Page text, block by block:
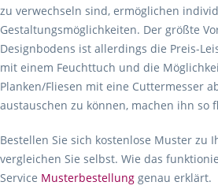
zu verwechseln sind, ermöglichen
Gestaltungsmöglichkeiten. Der größte
Designbodens ist allerdings die Preis-
mit einem Feuchttuch und die
Planken/Fliesen mit eine Cuttermesser
austauschen zu können, machen ihn so
Bestellen Sie sich kostenlose Muster zu
vergleichen Sie selbst. Wie das
Service Musterbestellung genau erklärt.